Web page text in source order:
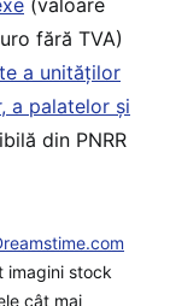
fără TVA)
a unităților
a palatelor și
din PNRR
imagini stock
cât mai